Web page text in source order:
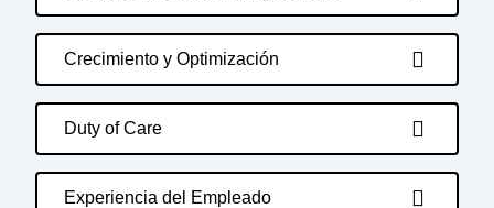
Crecimiento y Optimización
Duty of Care
Experiencia del Empleado